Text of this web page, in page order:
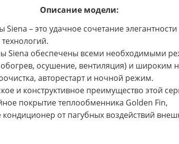
Описание модели:
Siena – это удачное сочетание элегантности
Siena обеспечены всеми необходимыми
осушение, вентиляция) и широким
авторестарт и ночной режим.
и конструктивное преимущество этой
покрытие теплообменника Golden Fin,
от пагубных воздействий